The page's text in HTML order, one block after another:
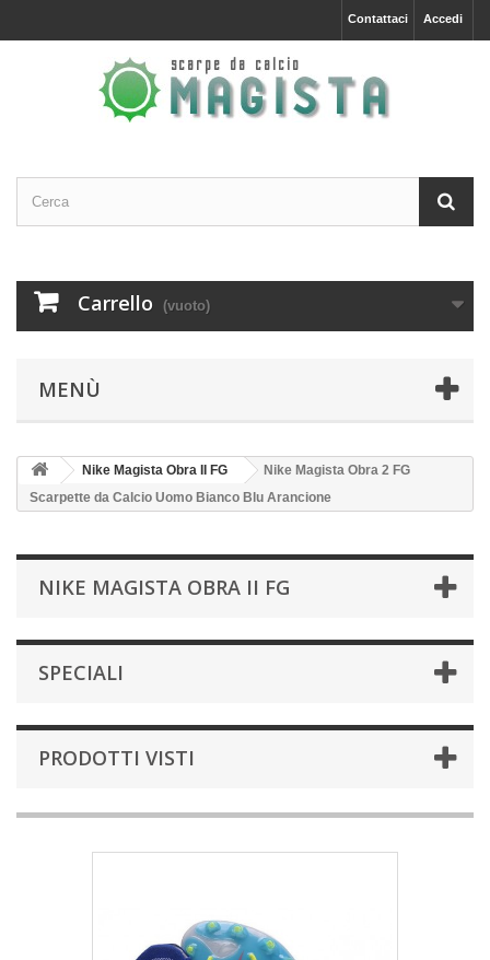
Accedi
Contattaci
Carrello (vuoto)
MENÙ
Nike Magista Obra II FG
Nike Magista Obra 2 FG
Scarpette da Calcio Uomo Bianco Blu Arancione
NIKE MAGISTA OBRA II FG
SPECIALI
PRODOTTI VISTI